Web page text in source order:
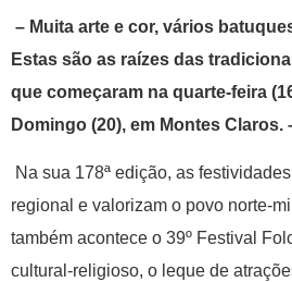
– Muita arte e cor, vários
Estas são as raízes das
que começaram na quarte-feira
Domingo (20), em Montes Claros.
Na sua 178ª edição, as
regional e valorizam o povo norte-
também acontece o 39º Festival
cultural-religioso, o leque de